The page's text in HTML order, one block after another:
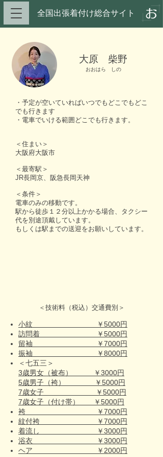
全国出張着付け総合サイト​
大原 柴野
おおはら しの
・予定が空いていればいつでもどこでもどこ
でも行きます
・電車でいける範囲どこでも行きます。
＜住まい＞
大阪府大阪市
＜最寄駅＞
JR長岡京、阪急長岡天神
＜条件＞
電車のみの移動です。
駅から徒歩１２分以上かかる場合、タクシー
代を別途頂戴しています。
もしくは駅までの送迎をお願いしています。
＜技術料（税込）交通費別＞
小紋 ￥5000円
訪問着 ￥5000円
留袖 ￥7000円
振袖 ￥8000円
＜七五三＞
3歳男女（被布） ￥3000円
5歳男子（袴） ￥5000円
7歳女子 ￥5000円
7歳女子（付け帯） ￥5000円
袴 ￥7000円
紋付袴 ￥7000円
着流し ￥3000円
浴衣 ￥3000円
ヘア ￥2000円